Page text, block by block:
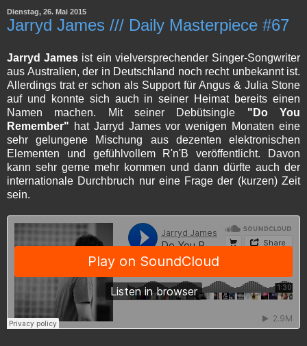
Dienstag, 26. Mai 2015
Jarryd James /// Daily Masterpiece #67
Jarryd James ist ein vielversprechender Singer-Songwriter
aus Australien, der in Deutschland noch recht unbekannt ist.
Allerdings trat er schon als Support für Angus & Julia Stone
auf und konnte sich auch in seiner Heimat bereits einen
Namen machen. Mit seiner Debütsingle "Do You
Remember" hat Jarryd James vor wenigen Monaten eine
sehr gelungene Mischung aus dezenten elektronischen
Elementen und gefühlvollem R'n'B veröffentlicht. Davon
kann sehr gerne mehr kommen und dann dürfte auch der
internationale Durchbruch nur eine Frage der (kurzen) Zeit
sein.